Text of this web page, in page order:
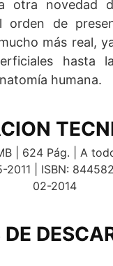
otra novedad
orden de
más real,
hasta
humana.
| 624 Pág. | A
2011 | ISBN:
02-2014